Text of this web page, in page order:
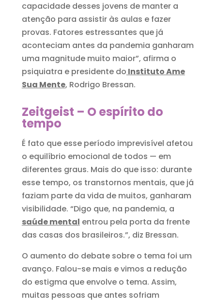
capacidade desses jovens de manter a
atenção para assistir às aulas e fazer
provas. Fatores estressantes que já
aconteciam antes da pandemia ganharam
uma magnitude muito maior”, afirma o
psiquiatra e presidente do Instituto Ame
Sua Mente, Rodrigo Bressan.
Zeitgeist – O espírito do
tempo
É fato que esse período imprevisível afetou
o equilíbrio emocional de todos — em
diferentes graus. Mais do que isso: durante
esse tempo, os transtornos mentais, que já
faziam parte da vida de muitos, ganharam
visibilidade. “Digo que, na pandemia, a
saúde mental entrou pela porta da frente
das casas dos brasileiros.”, diz Bressan.
O aumento do debate sobre o tema foi um
avanço. Falou-se mais e vimos a redução
do estigma que envolve o tema. Assim,
muitas pessoas que antes sofriam